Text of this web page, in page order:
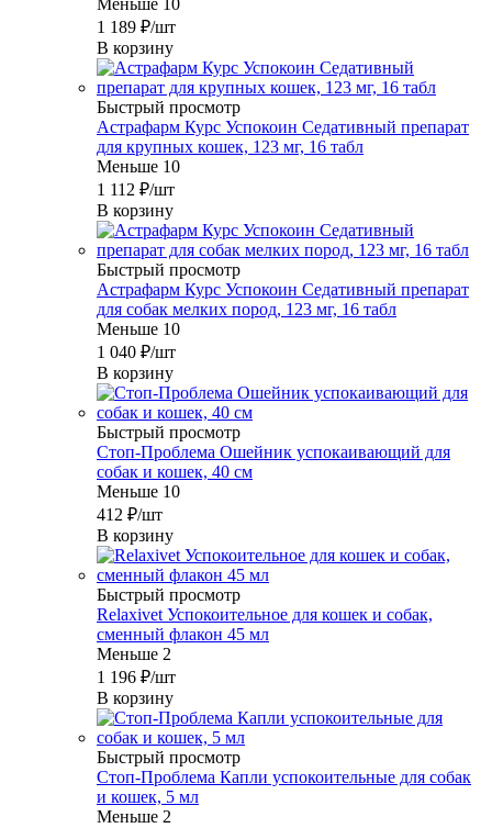
Меньше 10
1 189 ₽/шт
В корзину
Быстрый просмотр
Астрафарм Курс Успокоин Седативный препарат
для крупных кошек, 123 мг, 16 табл
Меньше 10
1 112 ₽/шт
В корзину
Быстрый просмотр
Астрафарм Курс Успокоин Седативный препарат
для собак мелких пород, 123 мг, 16 табл
Меньше 10
1 040 ₽/шт
В корзину
Быстрый просмотр
Стоп-Проблема Ошейник успокаивающий для
собак и кошек, 40 см
Меньше 10
412 ₽/шт
В корзину
Быстрый просмотр
Relaxivet Успокоительное для кошек и собак,
сменный флакон 45 мл
Меньше 2
1 196 ₽/шт
В корзину
Быстрый просмотр
Стоп-Проблема Капли успокоительные для собак
и кошек, 5 мл
Меньше 2